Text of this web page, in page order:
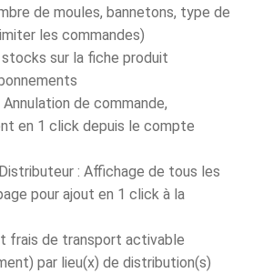
de moules, bannetons, type de
les commandes)
sur la fiche produit
de commande,
en 1 click depuis le compte
: Affichage de tous les
pour ajout en 1 click à la
frais de transport activable
par lieu(x) de distribution(s)